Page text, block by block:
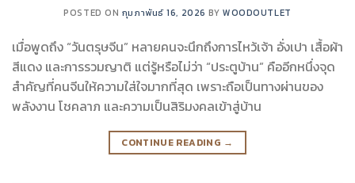
POSTED ON กุมภาพันธ์ 16, 2026 BYWOODOUTLET
เมื่อพูดถึง “วันตรุษจีน” หลายคนจะนึกถึงการไหว้เจ้า อั่งเปา เสื้อผ้า
สีแดง และการรวมญาติ แต่รู้หรือไม่ว่า “ประตูบ้าน” คืออีกหนึ่งจุด
สำคัญที่คนจีนให้ความใส่ใจมากที่สุด เพราะถือเป็นทางผ่านของ
พลังงาน โชคลาภ และความเป็นสิริมงคลเข้าสู่บ้าน
CONTINUE READING →